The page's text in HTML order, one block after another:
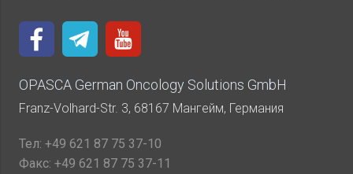
OPASCA German Oncology Solutions GmbH
Franz-Volhard-Str. 3, 68167 Мангейм, Германия
Тел: +49 621 87 75 37-10
Факс: +49 621 87 75 37-11